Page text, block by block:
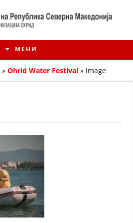
МЕНИ
НА ЦКРМ
НА ДВИЖЕЊЕТО
» Ohrid Water Festival » image